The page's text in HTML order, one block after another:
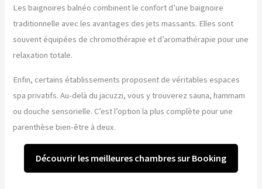
Les baignoires balnéo combinent le confort d’une baignoire
traditionnelle avec les avantages des jets massants. Elles sont
souvent équipées de chromothérapie et d’aromathérapie pour une
relaxation totale.
Enfin, certains établissements proposent de véritables espaces
spa privatifs. Au-delà du jacuzzi, vous y trouverez sauna, hammam
ou douche sensorielle. C’est l’option la plus complète pour une
parenthèse bien-être à deux.
Découvrir les meilleures chambres sur Booking